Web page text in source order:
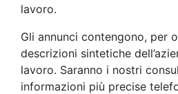
lavoro.
Gli annunci contengono, per
descrizioni sintetiche
lavoro. Saranno i nostri
informazioni più precise